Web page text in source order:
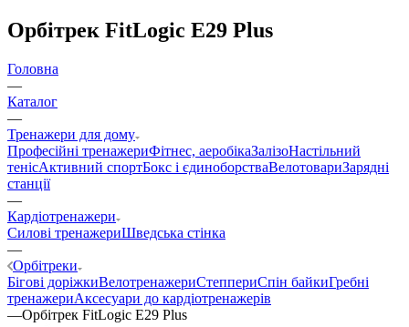
Орбітрек FitLogic E29 Plus
Головна
—
Каталог
—
Тренажери для дому
Професійні тренажериФітнес, аеробікаЗалізоНастільний
тенісАктивний спортБокс і єдиноборстваВелотовариЗарядні
станції
—
Кардіотренажери
Силові тренажериШведська стінка
—
Орбітреки
Бігові доріжкиВелотренажериСтеппериСпін байкиГребні
тренажериАксесуари до кардіотренажерів
—Орбітрек FitLogic E29 Plus